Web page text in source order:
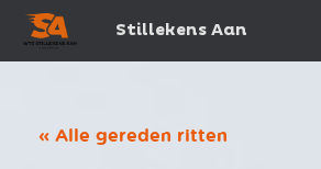
Spring
Stillekens Aan
« Alle gereden ritten